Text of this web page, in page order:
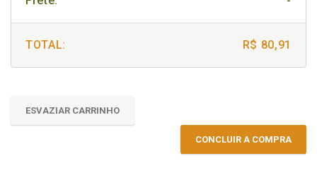
TOTAL: R$ 80,91
ESVAZIAR CARRINHO
CONCLUIR A COMPRA